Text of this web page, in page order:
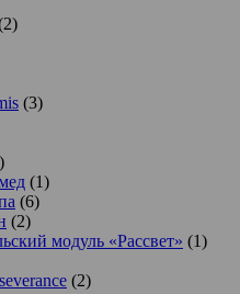
(3)
(1)
(6)
(2)
модуль «Рассвет» (1)
(2)